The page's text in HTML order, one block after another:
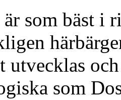
som bäst i
utvecklas
som